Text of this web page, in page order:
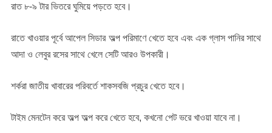
রাত ৮-৯ টার ভিতরে ঘুমিয়ে পড়তে হবে।
রাতে খাওয়ার পূর্বে আপেল সিডার অল্প পরিমাণে খেতে হবে এবং এক গ্লাস পানির সাথে
আদা ও লেবুর রসের সাথে খেলে সেটি আরও উপকারী।
শর্করা জাতীয় খাবারের পরিবর্তে শাকসবজি প্রচুর খেতে হবে।
টাইম মেনটেন করে অল্প অল্প করে খেতে হবে, কখনো পেট ভরে খাওয়া যাবে না।